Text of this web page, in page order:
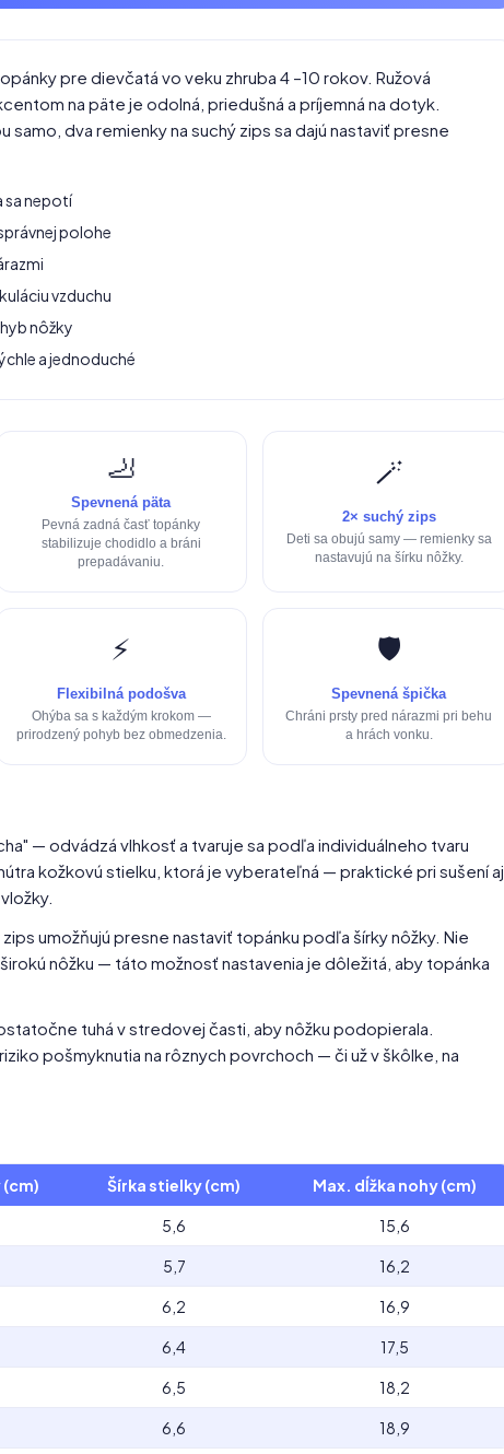
pre dievčatá vo veku zhruba 4 –10 rokov. Ružová
na päte je odolná, priedušná a príjemná na dotyk.
samo, dva remienky na suchý zips sa dajú nastaviť presne
sa nepotí
polohe
vzduchu
nôžky
a jednoduché
🦶
Spevnená päta
Pevná zadná časť topánky
stabilizuje chodidlo a bráni
prepadávaniu.
🪄
2× suchý zips
Deti sa obujú samy — remienky sa
nastavujú na šírku nôžky.
⚡
Flexibilná podošva
Ohýba sa s každým krokom —
prirodzený pohyb bez obmedzenia.
🛡️
Spevnená špička
Chráni prsty pred nárazmi pri behu
a hrách vonku.
— odvádzá vlhkosť a tvaruje sa podľa individuálneho tvaru
kožkovú stielku, ktorá je vyberateľná — praktické pri sušení aj
umožňujú presne nastaviť topánku podľa šírky nôžky. Nie
nôžku — táto možnosť nastavenia je dôležitá, aby topánka
tuhá v stredovej časti, aby nôžku podopierala.
pošmyknutia na rôznych povrchoch — či už v škôlke, na
(cm) Šírka stielky (cm) Max. dĺžka nohy (cm)
5,6 15,6
5,7 16,2
6,2 16,9
6,4 17,5
6,5 18,2
6,6 18,9